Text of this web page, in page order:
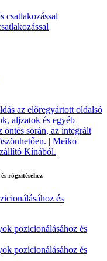
rögzítéséhez